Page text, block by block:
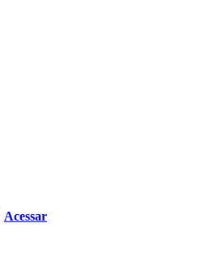
Acessar